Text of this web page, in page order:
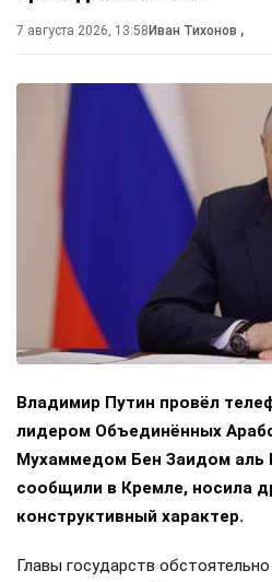
7 августа 2026, 13:58Иван Тихонов ,
Владимир Путин провёл
лидером Объединённых
Мухаммедом Бен Заидом аль
сообщили в Кремле, носила
конструктивный характер.
Главы государств